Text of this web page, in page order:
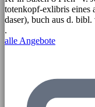
totenkopf-exlibris eines
daser), buch aus d. bibl.
.
alle Angebote